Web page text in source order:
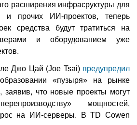
расширения инфрасруктуры для
и прочих ИИ-проектов, теперь
средства будут тратиться на
и оборудованием уже
Джо Цай (Joe Tsai) предупредил
«пузыря» на рынке
заявив, что новые проекты могут
мощностей,
на ИИ-серверы. В TD Cowen